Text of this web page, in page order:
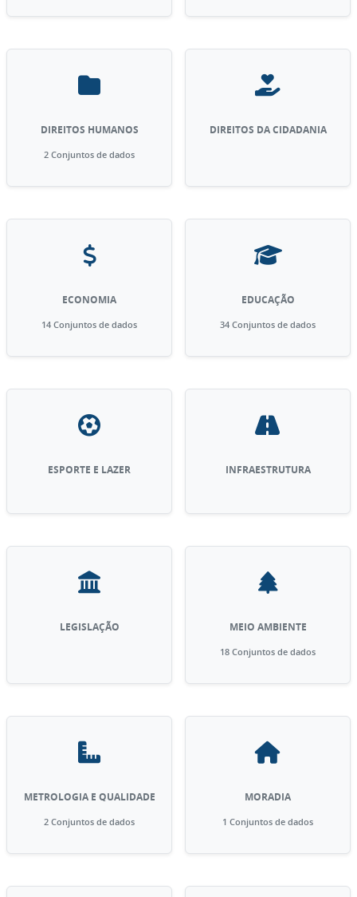
DIREITOS HUMANOS
2 Conjuntos de dados
DIREITOS DA CIDADANIA
ECONOMIA
14 Conjuntos de dados
EDUCAÇÃO
34 Conjuntos de dados
ESPORTE E LAZER INFRAESTRUTURA
LEGISLAÇÃO MEIO AMBIENTE
18 Conjuntos de dados
METROLOGIA E QUALIDADE
2 Conjuntos de dados
MORADIA
1 Conjuntos de dados